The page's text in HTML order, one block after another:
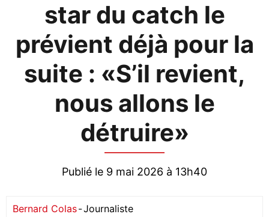
star du catch le
prévient déjà pour la
suite : «S’il revient,
nous allons le
détruire»
Publié le 9 mai 2026 à 13h40
Bernard Colas-Journaliste